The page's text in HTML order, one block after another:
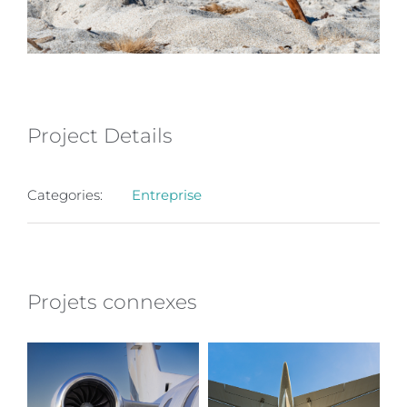
Project Details
Categories: Entreprise
Projets connexes